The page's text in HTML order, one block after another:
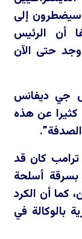
سيضطرون إلى
أن الرئيس
وجد حتى الآن
جي ديفانس
كثيرا عن هذه
كان قد
أسلحة
كما أن الكرد
بالوكالة في